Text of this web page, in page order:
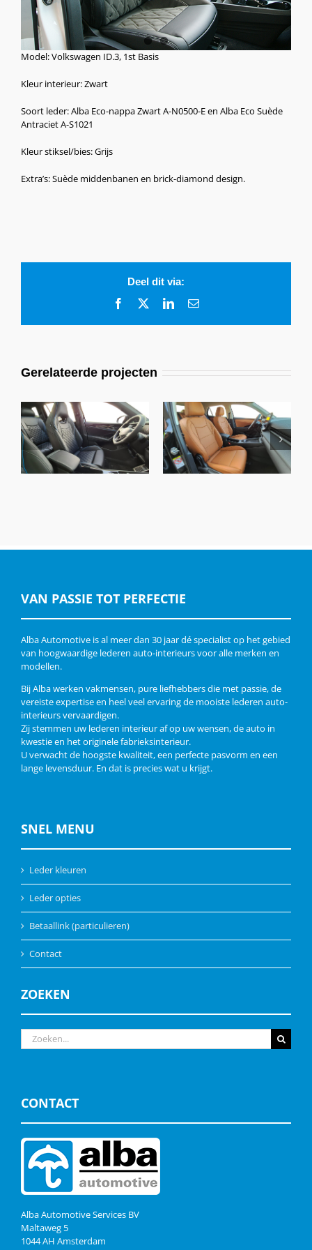
Model: Volkswagen ID.3, 1st Basis
Kleur interieur: Zwart
Soort leder: Alba Eco-nappa Zwart A-N0500-E en Alba Eco Suède
Antraciet A-S1021
Kleur stiksel/bies: Grijs
Extra’s: Suède middenbanen en brick-diamond design.
Deel dit via:
Facebook LinkedIn
E-
Gerelateerde projecten
VW Tayron R-line,
Alba Eco-Nappa A-
N0500-E Zwart
VW T-Roc Life
Business Edition,
Alba Nappa A-N4104
Cognac
VAN PASSIE TOT PERFECTIE
Alba Automotive is al meer dan 30 jaar dé specialist op het gebied
van hoogwaardige lederen auto-interieurs voor alle merken en
modellen.
Bij Alba werken vakmensen, pure liefhebbers die met passie, de
vereiste expertise en heel veel ervaring de mooiste lederen auto-
interieurs vervaardigen.
Zij stemmen uw lederen interieur af op uw wensen, de auto in
kwestie en het originele fabrieksinterieur.
U verwacht de hoogste kwaliteit, een perfecte pasvorm en een
lange levensduur. En dat is precies wat u krijgt.
SNEL MENU
Leder kleuren
Leder opties
Betaallink (particulieren)
Contact
ZOEKEN
Zoeken
naar:
CONTACT
Alba Automotive Services BV
Maltaweg 5
1044 AH Amsterdam